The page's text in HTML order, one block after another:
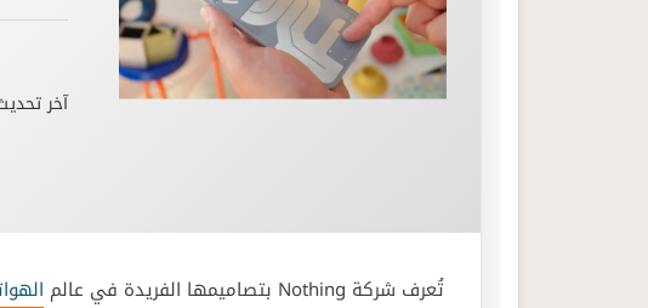
آخر تحديث:
تُعرف شركة Nothing بتصاميمها الفريدة في عالم